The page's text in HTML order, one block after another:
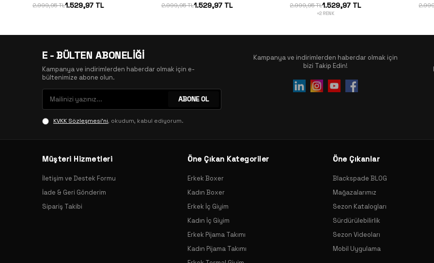
2.999,95 TL1.529,97 TL 2.999,95 TL1.529,97 TL 2.999,95 TL1.529,97 TL
+2 RENK
E - BÜLTEN ABONELİĞİ
Kampanya ve indirimlerden haberdar olmak için e-
bültenimize abone olun.
ABONE OL
KVKK Sözleşmesi'ni, okudum, kabul ediyorum.
Kampanya ve indirimlerden haberdar olmak için
bizi Takip Edin!
Müşteri Hizmetleri
İletişim ve Destek Formu
İade & Geri Gönderim
Sipariş Takibi
Öne Çıkan Kategoriler
Erkek Boxer
Kadın Boxer
Erkek İç Giyim
Kadın İç Giyim
Erkek Pijama Takımı
Kadın Pijama Takımı
Öne Çıkanlar
Blackspade BLOG
Mağazalarımız
Sezon Katalogları
Sürdürülebilirlik
Sezon Videoları
Mobil Uygulama